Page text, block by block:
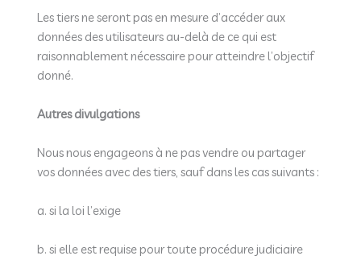
Les tiers ne seront pas en mesure d’accéder aux
données des utilisateurs au-delà de ce qui est
raisonnablement nécessaire pour atteindre l’objectif
donné.
Autres divulgations
Nous nous engageons à ne pas vendre ou partager
vos données avec des tiers, sauf dans les cas suivants :
a. si la loi l’exige
b. si elle est requise pour toute procédure judiciaire